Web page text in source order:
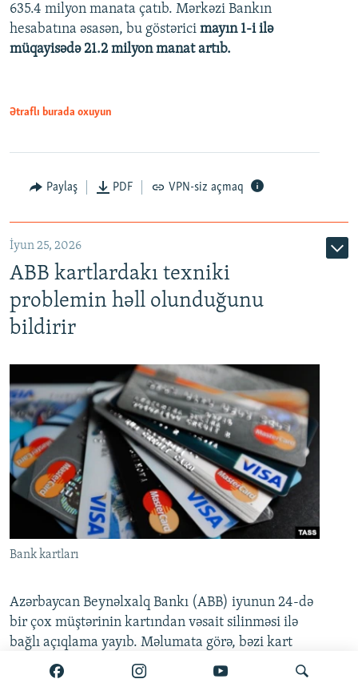
Auto 240p 360p 480p
720p 1080p
720p
635.4 milyon manata çatıb. Mərkəzi Bankın
hesabatına əsasən, bu göstərici mayın 1-i ilə
müqayisədə 21.2 milyon manat artıb.
Ətraflı burada oxuyun
Paylaş PDF VPN-siz açmaq
İyun 25, 2026
ABB kartlardakı texniki
problemin həll olunduğunu
bildirir
Bank kartları
Azərbaycan Beynəlxalq Bankı (ABB) iyunun 24-də
bir çox müştərinin kartından vəsait silinməsi ilə
bağlı açıqlama yayıb. Məlumata görə, bəzi kart
hesablarında yaranmış müvəqqəti texniki problem
artıq tam aradan qaldırılıb.